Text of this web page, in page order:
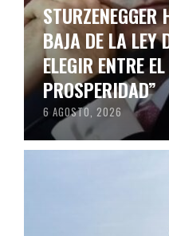
BAJA DE LA LEY
ELEGIR ENTRE
PROSPERIDAD”
6 AGOSTO, 2026